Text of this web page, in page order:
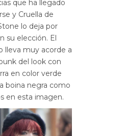
que ha llegado
y Cruella de
lo deja por
su elección. El
lleva muy acorde a
del look con
en color verde
boina negra como
en esta imagen.